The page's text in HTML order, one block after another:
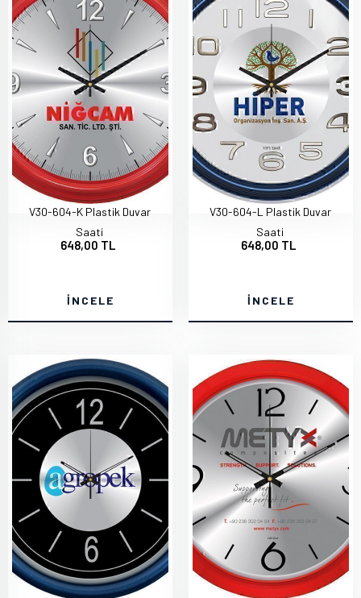
V30-604-K Plastik Duvar
Saati
648,00 TL
İNCELE
V30-604-L Plastik Duvar
Saati
648,00 TL
İNCELE